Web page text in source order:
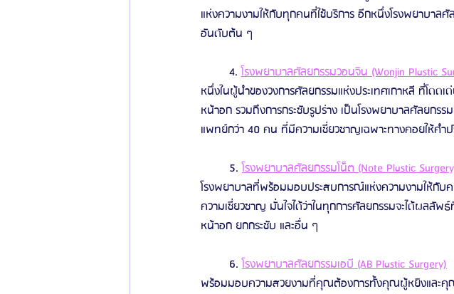
แห่งความงามให้กับทุกคนที่ใช้บริการ อีกหนึ่งโรงพยาบาลศั
อันดับต้น ๆ
	4.
โรงพยาบาลศัลยกรรมวอนจิน (Wonjin Plastic
หนึ่งในผู้นำของวงการศัลยกรรมแห่งประเทศเกาหลี ที่โด
หน้าอก รวมถึงการกระชับรูปร่าง เป็นโรงพยาบาลศัลยกร
แพทย์กว่า 40 คน ที่มีความเชี่ยวชาญเฉพาะทางคอยให้คำ
	5.
โรงพยาบาลศัลยกรรมโน็ต (Note Plastic
โรงพยาบาลที่พร้อมมอบประสบการณ์แห่งความงามให้กั
ความเชี่ยวชาญ มั่นใจได้ว่าในทุกการศัลยกรรมจะได้ผลลั
หน้าอก ยกกระชับ และอื่น ๆ
	6.
โรงพยาบาลศัลยกรรมเอบี (AB Plastic Surgery)
พร้อมมอบความสวยงามที่คุณต้องการทั้งคุณผู้หยิงและคุ